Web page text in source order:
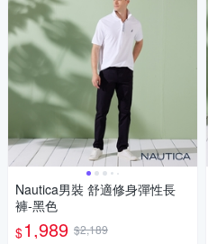
Nautica男裝 舒適修身彈性長
褲-黑色
$1,989 $2,189